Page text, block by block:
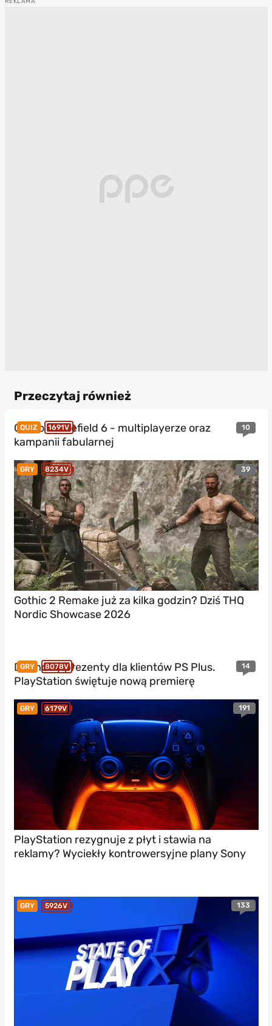
Przeczytaj również
QUIZ 1691V 10
Quiz o Battlefield 6 - multiplayerze oraz
kampanii fabularnej
GRY 8234V 39
Gothic 2 Remake już za kilka godzin? Dziś THQ
Nordic Showcase 2026
GRY 8078V 14
Darmowy prezenty dla klientów PS Plus.
PlayStation świętuje nową premierę
GRY 6179V 191
PlayStation rezygnuje z płyt i stawia na
reklamy? Wyciekły kontrowersyjne plany Sony
GRY 5926V 133